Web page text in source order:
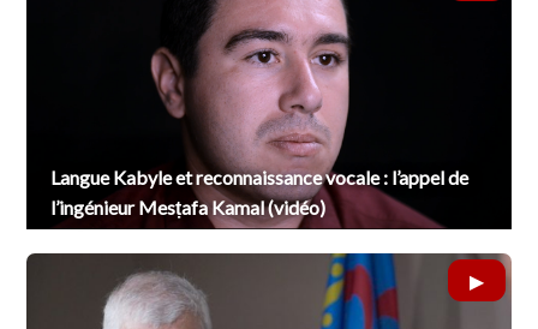
Langue Kabyle et reconnaissance vocale : l’appel de
l’ingénieur Mesṭafa Kamal (vidéo)